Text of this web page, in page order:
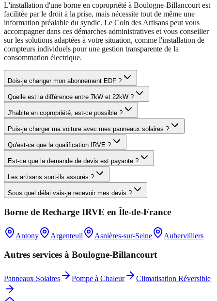
L'installation d'une borne en copropriété à Boulogne-Billancourt est
facilitée par le droit à la prise, mais nécessite tout de même une
information préalable du syndic. Le Coin des Artisans peut vous
accompagner dans ces démarches administratives et vous conseiller
sur les solutions adaptées à votre situation, comme l'installation de
compteurs individuels pour une gestion transparente de la
consommation électrique.
Dois-je changer mon abonnement EDF ?
Quelle est la différence entre 7kW et 22kW ?
J'habite en copropriété, est-ce possible ?
Puis-je charger ma voiture avec mes panneaux solaires ?
Qu'est-ce que la qualification IRVE ?
Est-ce que la demande de devis est payante ?
Les artisans sont-ils assurés ?
Sous quel délai vais-je recevoir mes devis ?
Borne de Recharge IRVE en Île-de-France
Antony Argenteuil Asnières-sur-Seine Aubervilliers
Autres services à Boulogne-Billancourt
Panneaux Solaires Pompe à Chaleur Climatisation Réversible